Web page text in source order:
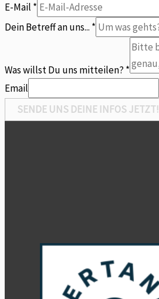
E-Mail *
Dein Betreff an uns... *
Was willst Du uns mitteilen? *
Email
SENDE UNS DEINE INFOS JETZT!